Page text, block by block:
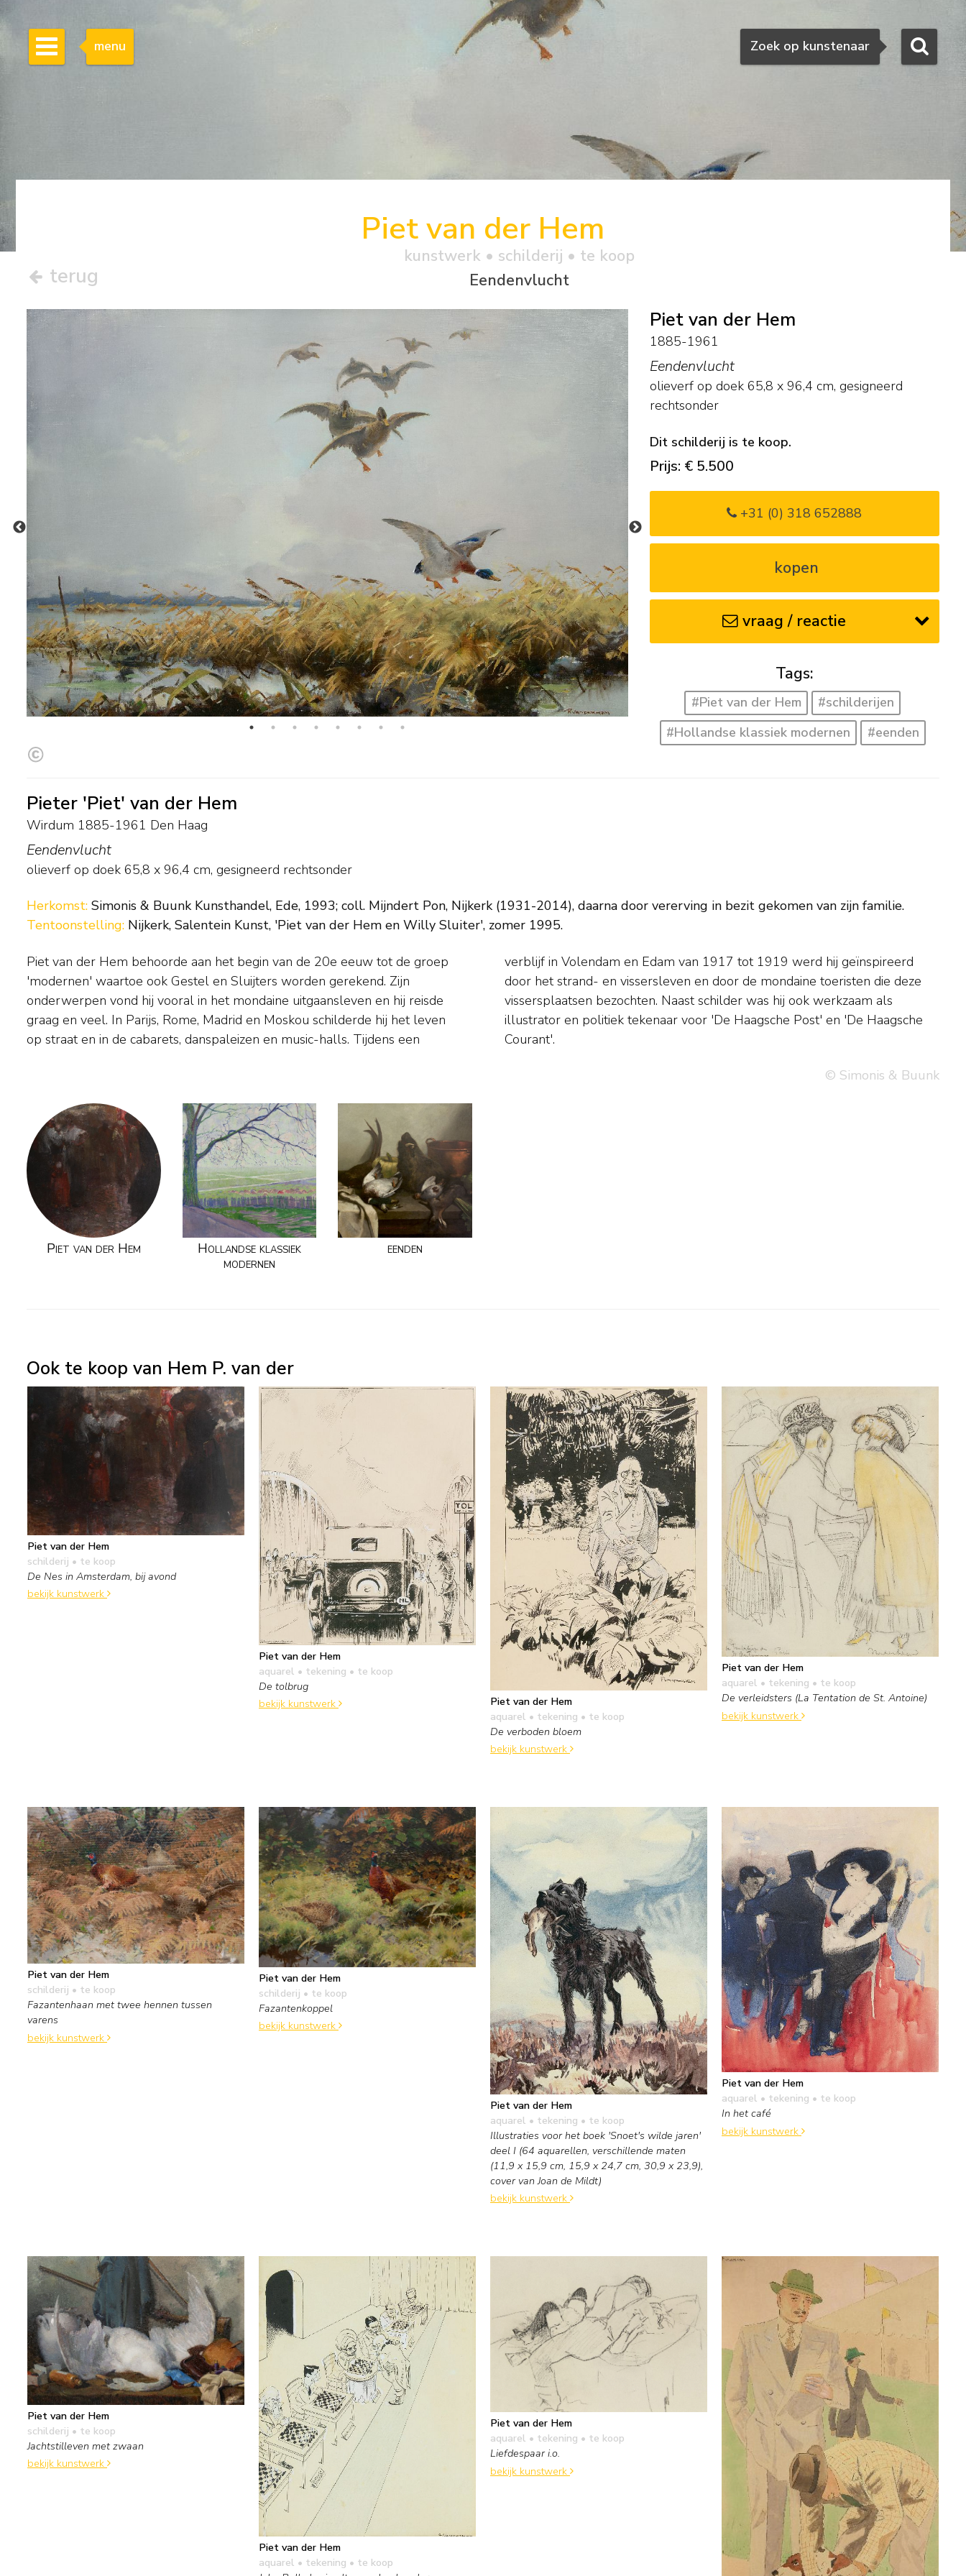
Zoeken
Zoek op kunstenaar
menu
terug
Piet van der Hem
kunstwerk • schilderij • te koop
Eendenvlucht
Piet van der Hem
1885-1961
Eendenvlucht
olieverf op doek 65,8 x 96,4 cm, gesigneerd
rechtsonder
Dit schilderij is te koop.
Prijs: € 5.500
+31 (0) 318 652888
kopen
vraag / reactie
Tags:
#Piet van der Hem
#schilderijen
#Hollandse klassiek modernen
#eenden
Pieter 'Piet' van der Hem
Wirdum 1885-1961 Den Haag
Eendenvlucht
olieverf op doek 65,8 x 96,4 cm, gesigneerd rechtsonder
Herkomst: Simonis & Buunk Kunsthandel, Ede, 1993; coll. Mijndert Pon, Nijkerk (1931-2014), daarna door vererving in bezit gekomen van zijn familie.
Tentoonstelling: Nijkerk, Salentein Kunst, 'Piet van der Hem en Willy Sluiter', zomer 1995.
Piet van der Hem behoorde aan het begin van de 20e eeuw tot de groep
'modernen' waartoe ook Gestel en Sluijters worden gerekend. Zijn
onderwerpen vond hij vooral in het mondaine uitgaansleven en hij reisde
graag en veel. In Parijs, Rome, Madrid en Moskou schilderde hij het leven
op straat en in de cabarets, danspaleizen en music-halls. Tijdens een
verblijf in Volendam en Edam van 1917 tot 1919 werd hij geïnspireerd
door het strand- en vissersleven en door de mondaine toeristen die deze
vissersplaatsen bezochten. Naast schilder was hij ook werkzaam als
illustrator en politiek tekenaar voor 'De Haagsche Post' en 'De Haagsche
Courant'.
© Simonis & Buunk
Piet van der Hem
Hollandse klassiek
modernen
eenden
Ook te koop van Hem P. van der
Piet van der Hem
schilderij • te koop
De Nes in Amsterdam, bij avond
bekijk kunstwerk
Piet van der Hem
aquarel • tekening • te koop
De tolbrug
bekijk kunstwerk
Piet van der Hem
aquarel • tekening • te koop
De verboden bloem
bekijk kunstwerk
Piet van der Hem
aquarel • tekening • te koop
De verleidsters (La Tentation de St. Antoine)
bekijk kunstwerk
Piet van der Hem
schilderij • te koop
Fazantenhaan met twee hennen tussen
varens
bekijk kunstwerk
Piet van der Hem
schilderij • te koop
Fazantenkoppel
bekijk kunstwerk
Piet van der Hem
aquarel • tekening • te koop
Illustraties voor het boek 'Snoet's wilde jaren'
deel I (64 aquarellen, verschillende maten
(11,9 x 15,9 cm, 15,9 x 24,7 cm, 30,9 x 23,9),
cover van Joan de Mildt)
bekijk kunstwerk
Piet van der Hem
aquarel • tekening • te koop
In het café
bekijk kunstwerk
Piet van der Hem
schilderij • te koop
Jachtstilleven met zwaan
bekijk kunstwerk
Piet van der Hem
aquarel • tekening • te koop
Piet van der Hem
aquarel • tekening • te koop
Liefdespaar i.o.
bekijk kunstwerk